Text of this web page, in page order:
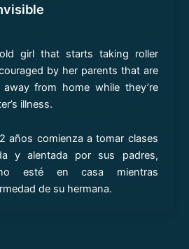
girl that starts taking roller
by her parents that are
from home while they’re
illness.
años comienza a tomar clases
y alentada por sus padres,
esté en casa mientras
de su hermana.